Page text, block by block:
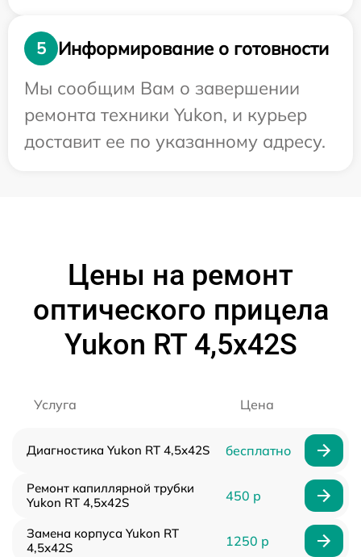
5
Информирование о готовности
Мы сообщим Вам о завершении
ремонта техники Yukon, и курьер
доставит ее по указанному адресу.
Цены на ремонт
оптического прицела
Yukon RT 4,5х42S
Услуга Цена
Диагностика Yukon RT 4,5х42S бесплатно
Ремонт капиллярной трубки
Yukon RT 4,5х42S
450 р
Замена корпуса Yukon RT
4,5х42S
1250 р